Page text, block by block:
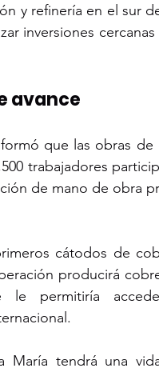
y refinería en el sur
inversiones
avance
que las obras
trabajadores
de mano de obra
cátodos de
producirá
le permitiría
María tendrá una